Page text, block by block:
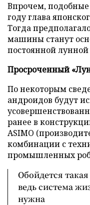
Впрочем, подобные
году глава
Тогда
машины станут
постоянной лунной
Просроченный
По некоторым
андроидов будут
ранее в
ASIMO
комбинации с
промышленных
Обойдется
ведь система
нужна